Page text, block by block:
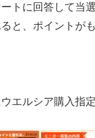
トに回答して当
と、ポイントが
エルシア購入指